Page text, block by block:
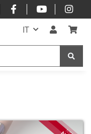
IT